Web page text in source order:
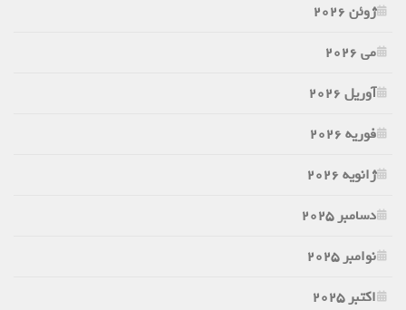
ژوئن 2026
می 2026
آوریل 2026
فوریه 2026
ژانویه 2026
دسامبر 2025
نوامبر 2025
اکتبر 2025